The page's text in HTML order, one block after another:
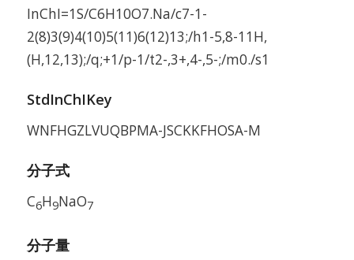
InChI=1S/C6H10O7.Na/c7-1-
2(8)3(9)4(10)5(11)6(12)13;/h1-5,8-11H,
(H,12,13);/q;+1/p-1/t2-,3+,4-,5-;/m0./s1
StdInChIKey
WNFHGZLVUQBPMA-JSCKKFHOSA-M
分子式
C6H9NaO7
分子量